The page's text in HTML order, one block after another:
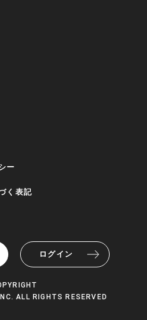
ー
く表記
ログイン
ALL RIGHTS RESERVED